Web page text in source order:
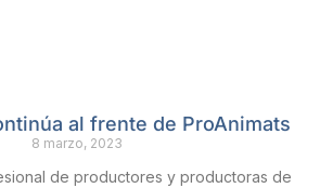
al frente de ProAnimats
8 marzo, 2023
de productores y productoras de